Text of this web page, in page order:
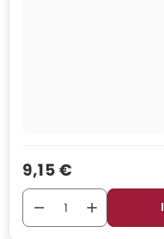
Verkaufspreis
9,15 €